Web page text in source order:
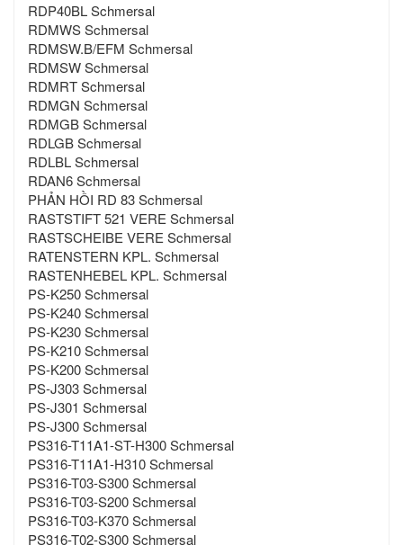
RDP40BL Schmersal
RDMWS Schmersal
RDMSW.B/EFM Schmersal
RDMSW Schmersal
RDMRT Schmersal
RDMGN Schmersal
RDMGB Schmersal
RDLGB Schmersal
RDLBL Schmersal
RDAN6 Schmersal
PHẢN HỒI RD 83 Schmersal
RASTSTIFT 521 VERE Schmersal
RASTSCHEIBE VERE Schmersal
RATENSTERN KPL. Schmersal
RASTENHEBEL KPL. Schmersal
PS-K250 Schmersal
PS-K240 Schmersal
PS-K230 Schmersal
PS-K210 Schmersal
PS-K200 Schmersal
PS-J303 Schmersal
PS-J301 Schmersal
PS-J300 Schmersal
PS316-T11A1-ST-H300 Schmersal
PS316-T11A1-H310 Schmersal
PS316-T03-S300 Schmersal
PS316-T03-S200 Schmersal
PS316-T03-K370 Schmersal
PS316-T02-S300 Schmersal